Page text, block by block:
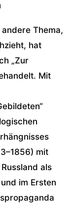
Thema,
hat
„Zur
Mit
mit
als
im Ersten